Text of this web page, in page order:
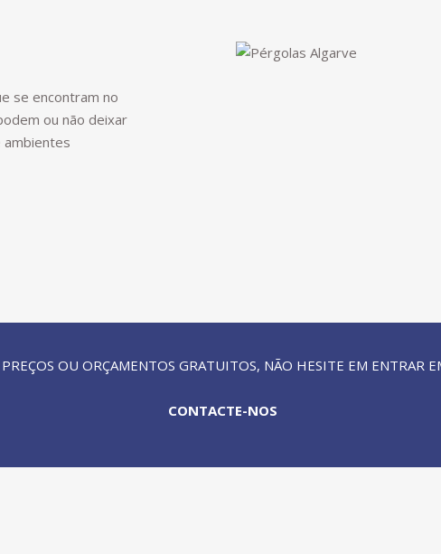
se encontram no
ou não deixar
ambientes
OU ORÇAMENTOS GRATUITOS, NÃO HESITE EM ENTRAR
CONTACTE-NOS